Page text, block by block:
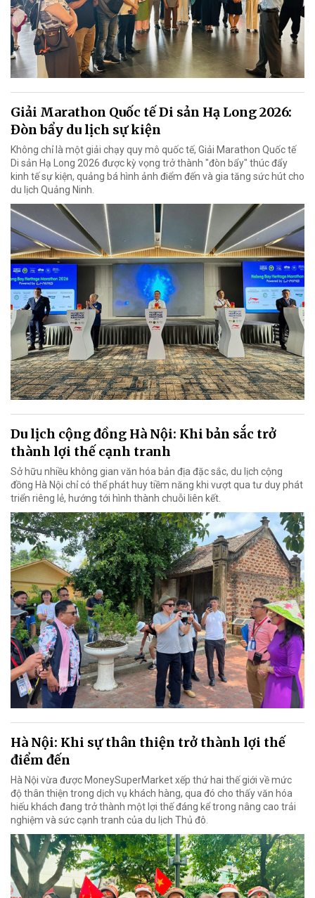
Giải Marathon Quốc tế Di sản Hạ Long 2026:
Đòn bẩy du lịch sự kiện
Không chỉ là một giải chạy quy mô quốc tế, Giải Marathon Quốc tế
Di sản Hạ Long 2026 được kỳ vọng trở thành "đòn bẩy" thúc đẩy
kinh tế sự kiện, quảng bá hình ảnh điểm đến và gia tăng sức hút cho
du lịch Quảng Ninh.
Du lịch cộng đồng Hà Nội: Khi bản sắc trở
thành lợi thế cạnh tranh
Sở hữu nhiều không gian văn hóa bản địa đặc sắc, du lịch cộng
đồng Hà Nội chỉ có thể phát huy tiềm năng khi vượt qua tư duy phát
triển riêng lẻ, hướng tới hình thành chuỗi liên kết.
Hà Nội: Khi sự thân thiện trở thành lợi thế
điểm đến
Hà Nội vừa được MoneySuperMarket xếp thứ hai thế giới về mức
độ thân thiện trong dịch vụ khách hàng, qua đó cho thấy văn hóa
hiếu khách đang trở thành một lợi thế đáng kể trong nâng cao trải
nghiệm và sức cạnh tranh của du lịch Thủ đô.